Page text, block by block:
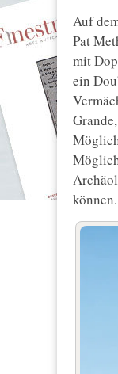
Auf
Pat
mit
ein
können.